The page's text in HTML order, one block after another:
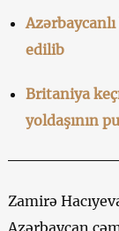
edilib
Britaniya
yoldaşının
Zamirə
Azərbaycan